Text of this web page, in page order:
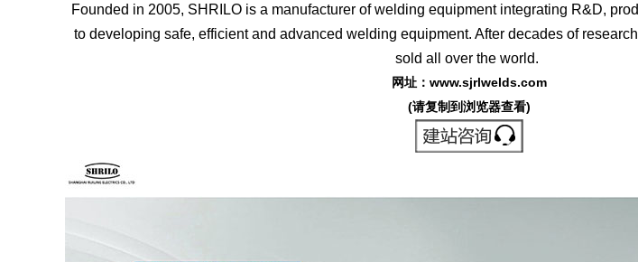
Founded in 2005, SHRILO is a manufacturer of welding equipment integrating R&D,
to developing safe, efficient and advanced welding equipment. After decades of
sold all over the world.
网址： www.sjrlwelds.com
(请复制到浏览器查看)